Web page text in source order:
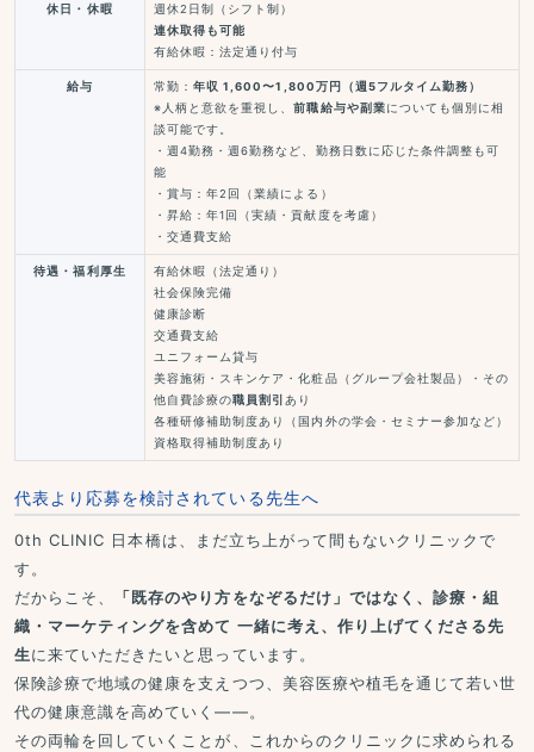
休日・休暇
週休2日制（シフト制）
連休取得も可能
有給休暇：法定通り付与
給与 常勤：年収 1,600〜1,800万円（週5フルタイム勤務）
※人柄と意欲を重視し、前職給与や副業についても個別に相
談可能です。
・週4勤務・週6勤務など、勤務日数に応じた条件調整も可
能
・賞与：年2回（業績による）
・昇給：年1回（実績・貢献度を考慮）
・交通費支給
待遇・福利厚生
有給休暇（法定通り）
社会保険完備
健康診断
交通費支給
ユニフォーム貸与
美容施術・スキンケア・化粧品（グループ会社製品）・その
他自費診療の職員割引 あり
各種研修補助制度あり（国内外の学会・セミナー参加など）
資格取得補助制度あり
代表より応募を検討されている先生へ
0th CLINIC 日本橋は、まだ立ち上がって間もないクリニックで
す。
だからこそ、
「既存のやり方をなぞるだけ」ではなく、診療・組
織・マーケティングを含めて 一緒に考え、作り上げてくださる先
生に来ていただきたいと思っています。
保険診療で地域の健康を支えつつ、美容医療や植毛を通じて若い世
代の健康意識を高めていく——。
その両輪を回していくことが、これからのクリニックに求められる